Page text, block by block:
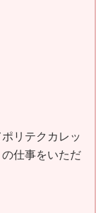
リテクカレッ
仕事をいただ